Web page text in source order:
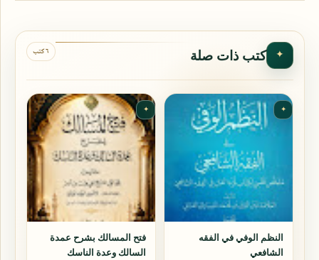
✦ كتب ذات صلة ٦ كتب
✦
النظم الوفي في الفقه
الشافعي
✦
فتح المسالك بشرح عمدة
السالك وعدة الناسك